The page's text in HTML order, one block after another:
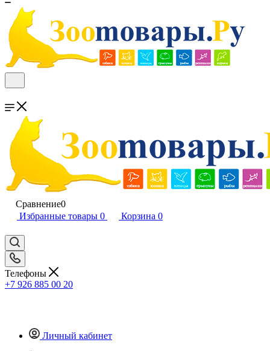
Сравнение0
Избранные товары 0 Корзина 0
Телефоны
+7 926 885 00 20
Личный кабинет